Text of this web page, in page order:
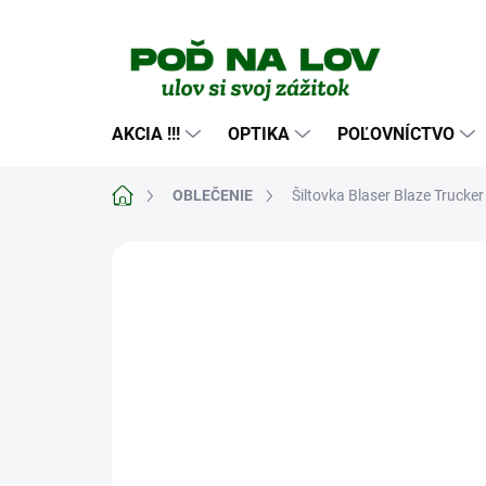
AKCIA !!! OPTIKA POĽOVNÍCTVO
DomovOBLEČENIE Šiltovka Blaser Blaze Trucker